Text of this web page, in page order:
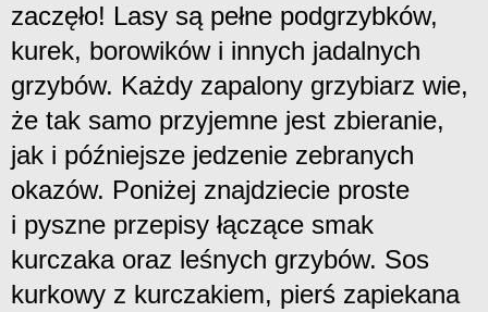
zaczęło! Lasy są pełne podgrzybków,
kurek, borowików i innych jadalnych
grzybów. Każdy zapalony grzybiarz wie,
że tak samo przyjemne jest zbieranie,
jak i późniejsze jedzenie zebranych
okazów. Poniżej znajdziecie proste
i pyszne przepisy łączące smak
kurczaka oraz leśnych grzybów. Sos
kurkowy z kurczakiem, pierś zapiekana